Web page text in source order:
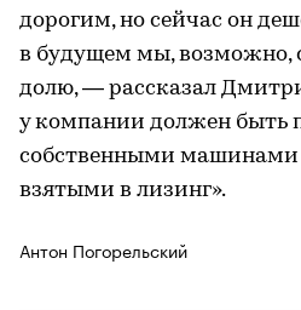
дорогим, но сейчас он
в будущем мы, возможно,
долю, — рассказал
у компании должен быть
собственными машинами
взятыми в лизинг».
Антон Погорельский